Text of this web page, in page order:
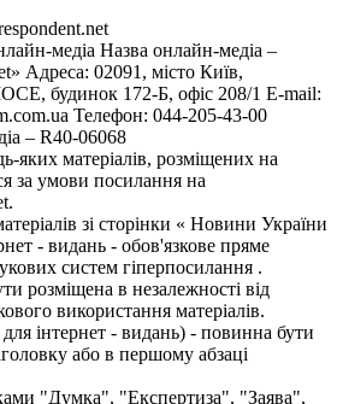
медіа Назва онлайн-медіа –
Адреса: 02091, місто Київ,
будинок 172-Б, офіс 208/1 E-mail:
Телефон: 044-205-43-00
– R40-06068
яких матеріалів, розміщених на
за умови посилання на
зі сторінки « Новини України
- видань - обов'язкове пряме
систем гіперпосилання .
розміщена в незалежності від
використання матеріалів.
інтернет - видань) - повинна бути
або в першому абзаці
"Думка", "Експертиза", "Заява",